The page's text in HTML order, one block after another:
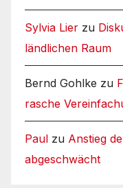
Sylvia Lier zu
ländlichen Raum
Bernd Gohlke zu
rasche
Paul zu Anstieg
abgeschwächt